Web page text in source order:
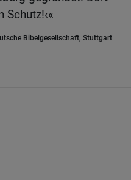
Bibelgesellschaft, Stuttgart